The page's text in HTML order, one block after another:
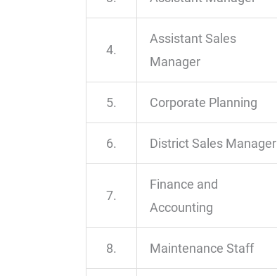
4.
Assistant Sales
Manager
5. Corporate Planning
6. District Sales Manager
7.
Finance and
Accounting
8. Maintenance Staff